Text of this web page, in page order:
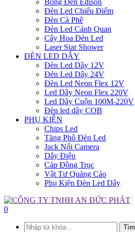
Bóng Đèn Edison
Đèn Led Chiếu Điểm
Đèn Cà Phê
Đèn Led Cảnh Quan
Cây Hoa Đèn Led
Laser Star Shower
ĐÈN LED DÂY
Đèn Led Dây 12V
Đèn Led Dây 24V
Đèn Led Neon Flex 12V
Led Dây Neon Flex 220V
Led Dây Cuộn 100M-220V
Đèn led dây COB
PHỤ KIỆN
Chips Led
Tăng Phô Đèn Led
Jack Nối Camera
Dây Điện
Cáp Đồng Trục
Vật Tư Quảng Cáo
Phụ Kiện Đèn Led Dây
0
Tìm